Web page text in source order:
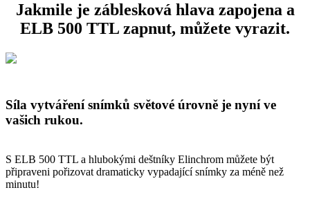
Jakmile je záblesková hlava zapojena a
ELB 500 TTL zapnut, můžete vyrazit.
Síla vytváření snímků světové úrovně je nyní ve
vašich rukou.
S ELB 500 TTL a hlubokými deštníky Elinchrom můžete být
připraveni pořizovat dramaticky vypadající snímky za méně než
minutu!